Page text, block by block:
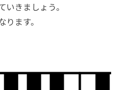
きましょう。
ます。